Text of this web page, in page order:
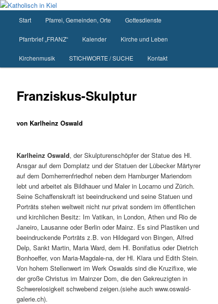
Zum
springen
Start Pfarrei, Gemeinden, Orte Gottesdienste
Pfarrbrief „FRANZ“ Kalender Kirche und Leben
Kirchenmusik STICHWORTE / SUCHE Kontakt
Franziskus-Skulptur
von Karlheinz Oswald
Karlheinz Oswald, der Skulpturenschöpfer der Statue des Hl.
Ansgar auf dem Domplatz und der Statuen der Lübecker Märtyrer
auf dem Domherrenfriedhof neben dem Hamburger Mariendom
lebt und arbeitet als Bildhauer und Maler in Locarno und Zürich.
Seine Schaffenskraft ist beeindruckend und seine Statuen und
Porträts stehen weltweit nicht nur privat sondern im öffentlichen
und kirchlichen Besitz: Im Vatikan, in London, Athen und Rio de
Janeiro, Lausanne oder Berlin oder Mainz. Es sind Plastiken und
beeindruckende Porträts z.B. von Hildegard von Bingen, Alfred
Delp, Sankt Martin, Maria Ward, dem Hl. Bonifatius oder Dietrich
Bonhoeffer, von Maria-Magdale-na, der Hl. Klara und Edith Stein.
Von hohem Stellenwert im Werk Oswalds sind die Kruzifixe, wie
der große Christus im Mainzer Dom, die den Gekreuzigten in
Schwerelosigkeit schwebend zeigen.(siehe auch www.oswald-
galerie.ch).